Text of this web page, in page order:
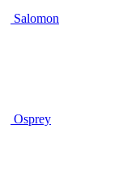
Salomon
Osprey